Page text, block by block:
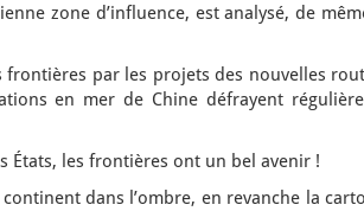
zone d’influence, est analysé, de
par les projets des nouvelles
en mer de Chine défrayent
États, les frontières ont un bel avenir !
dans l’ombre, en revanche la